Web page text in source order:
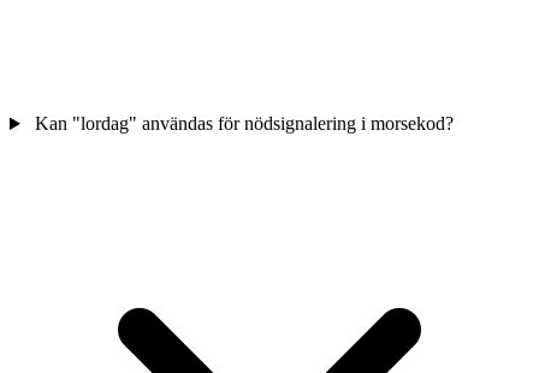
Kan "lordag" användas för nödsignalering i morsekod?